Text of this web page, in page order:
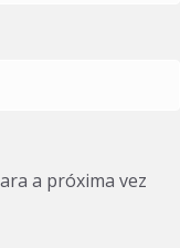
a próxima vez